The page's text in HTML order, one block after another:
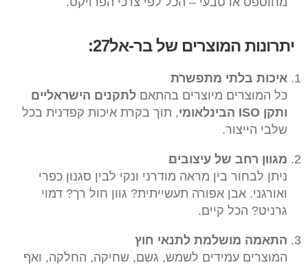
יתרונות המוצרים של בר-אל27:
איכות בלתי מתפשרת
כל המוצרים מיוצרים בהתאם לתקנים הישראליים
ותקן ISO הבינלאומי
, תוך בקרת איכות קפדנית בכל
שלבי הייצור.
מגוון רחב של עיצובים
ניתן לבחור בין מראה מודרני ונקי לבין סגנון כפרי
ואורגני. אבן אפורה תעשייתית? גוון חול רך? דמוי
גרניט? הכל קיים.
התאמה מושלמת לתנאי חוץ
המוצרים עמידים לשמש, גשם, שחיקה, החלקה, ואף